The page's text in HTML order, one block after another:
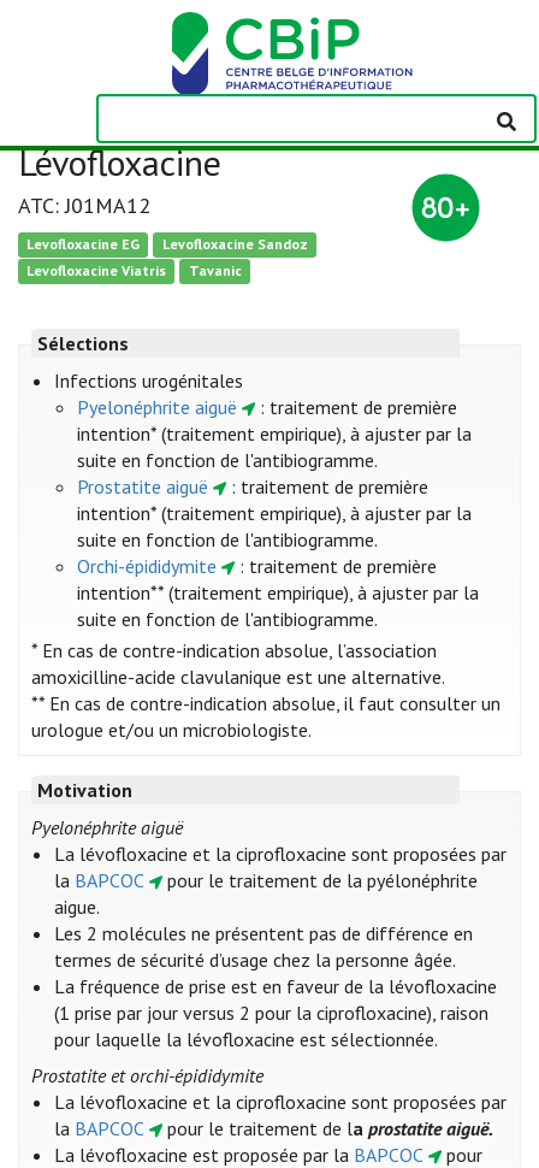
Lévofloxacine
ATC: J01MA12
Levofloxacine EG
Levofloxacine Sandoz
Levofloxacine Viatris
Tavanic
Sélections
Infections urogénitales
Pyelonéphrite aiguë
: traitement de première
intention* (traitement empirique), à ajuster par la
suite en fonction de l'antibiogramme.
Prostatite aiguë
: traitement de première
intention* (traitement empirique), à ajuster par la
suite en fonction de l'antibiogramme.
Orchi-épididymite
: traitement de première
intention** (traitement empirique), à ajuster par la
suite en fonction de l'antibiogramme.
* En cas de contre-indication absolue, l’association
amoxicilline-acide clavulanique est une alternative.
** En cas de contre-indication absolue, il faut consulter un
urologue et/ou un microbiologiste.
Motivation
Pyelonéphrite aiguë
La lévofloxacine et la ciprofloxacine sont proposées par
la BAPCOC
pour le traitement de la pyélonéphrite
aigue.
Les 2 molécules ne présentent pas de différence en
termes de sécurité d’usage chez la personne âgée.
La fréquence de prise est en faveur de la lévofloxacine
(1 prise par jour versus 2 pour la ciprofloxacine), raison
pour laquelle la lévofloxacine est sélectionnée.
Prostatite et orchi-épididymite
La lévofloxacine et la ciprofloxacine sont proposées par
la BAPCOC pour le traitement de la prostatite aiguë.
La lévofloxacine est proposée par la BAPCOC
pour